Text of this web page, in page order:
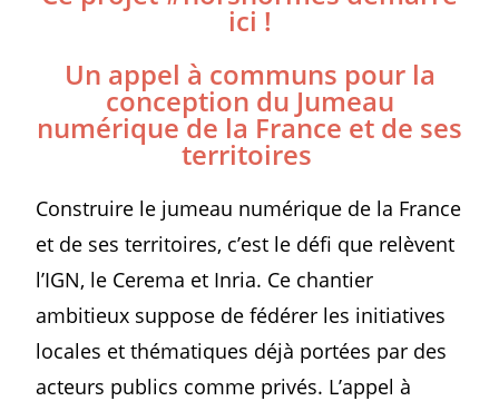
ici !
Un appel à communs pour la
conception du Jumeau
numérique de la France et de ses
territoires
Construire le jumeau numérique de la France
et de ses territoires, c’est le défi que relèvent
l’IGN, le Cerema et Inria. Ce chantier
ambitieux suppose de fédérer les initiatives
locales et thématiques déjà portées par des
acteurs publics comme privés. L’appel à